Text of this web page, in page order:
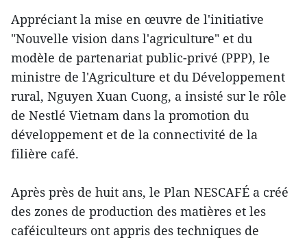
Appréciant la mise en œuvre de l'initiative
"Nouvelle vision dans l'agriculture" et du
modèle de partenariat public-privé (PPP), le
ministre de l'Agriculture et du Développement
rural, Nguyen Xuan Cuong, a insisté sur le rôle
de Nestlé Vietnam dans la promotion du
développement et de la connectivité de la
filière café.
Après près de huit ans, le Plan NESCAFÉ a créé
des zones de production des matières et les
caféiculteurs ont appris des techniques de